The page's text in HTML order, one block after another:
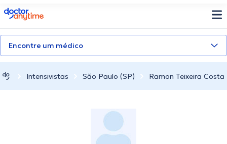
doctoranytime
Encontre um médico
Intensivistas São Paulo (SP) Ramon Teixeira Costa